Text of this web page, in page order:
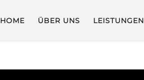
HOME ÜBER UNS LEISTUNGEN